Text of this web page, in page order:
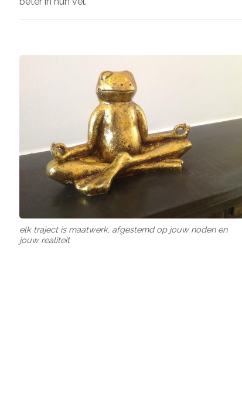
elk traject is maatwerk, afgestemd op jouw noden en
jouw realiteit